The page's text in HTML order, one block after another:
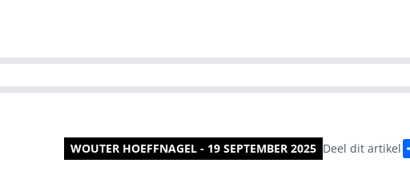
WOUTER HOEFFNAGEL - 19 SEPTEMBER 2025 Deel dit artikel